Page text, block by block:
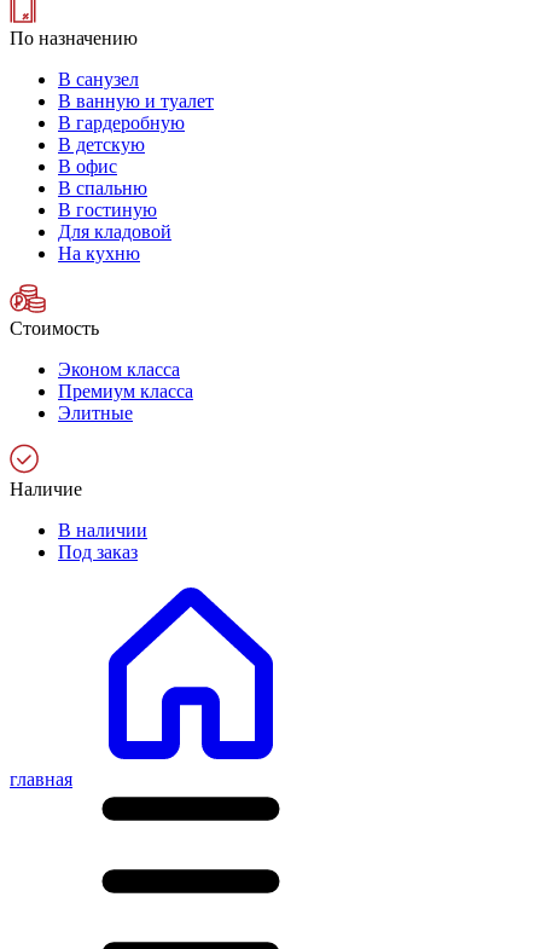
По назначению
В санузел
В ванную и туалет
В гардеробную
В детскую
В офис
В спальню
В гостиную
Для кладовой
На кухню
Стоимость
Эконом класса
Премиум класса
Элитные
Наличие
В наличии
Под заказ
главная